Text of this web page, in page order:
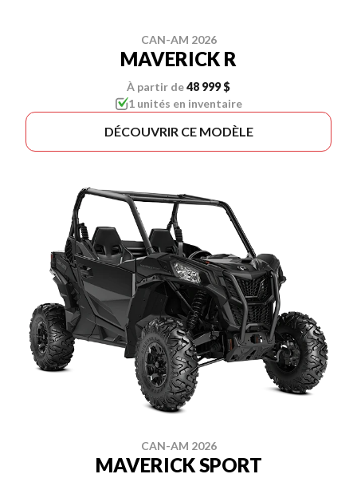
CAN-AM 2026
MAVERICK R
À partir de48 999 $
1 unités en inventaire
DÉCOUVRIR CE MODÈLE
CAN-AM 2026
MAVERICK SPORT